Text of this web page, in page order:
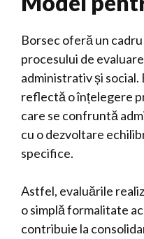
Borsec oferă un
procesului de
administrativ și social.
reflectă o înțelegere
care se confruntă
cu o dezvoltare
specifice.
Astfel, evaluările
o simplă formalitate
contribuie la